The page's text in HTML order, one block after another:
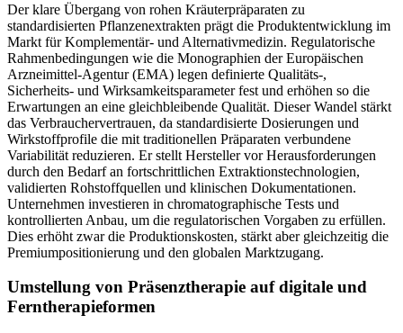
Der klare Übergang von rohen Kräuterpräparaten zu
standardisierten Pflanzenextrakten prägt die Produktentwicklung im
Markt für Komplementär- und Alternativmedizin. Regulatorische
Rahmenbedingungen wie die Monographien der Europäischen
Arzneimittel-Agentur (EMA) legen definierte Qualitäts-,
Sicherheits- und Wirksamkeitsparameter fest und erhöhen so die
Erwartungen an eine gleichbleibende Qualität. Dieser Wandel stärkt
das Verbrauchervertrauen, da standardisierte Dosierungen und
Wirkstoffprofile die mit traditionellen Präparaten verbundene
Variabilität reduzieren. Er stellt Hersteller vor Herausforderungen
durch den Bedarf an fortschrittlichen Extraktionstechnologien,
validierten Rohstoffquellen und klinischen Dokumentationen.
Unternehmen investieren in chromatographische Tests und
kontrollierten Anbau, um die regulatorischen Vorgaben zu erfüllen.
Dies erhöht zwar die Produktionskosten, stärkt aber gleichzeitig die
Premiumpositionierung und den globalen Marktzugang.
Umstellung von Präsenztherapie auf digitale und
Ferntherapieformen